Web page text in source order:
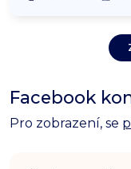
Facebook
Pro zobrazení, se